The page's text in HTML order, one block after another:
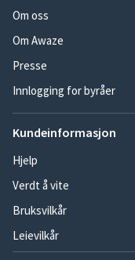
Om oss
Om Awaze
Presse
Innlogging for byråer
Kundeinformasjon
Hjelp
Verdt å vite
Bruksvilkår
Leievilkår